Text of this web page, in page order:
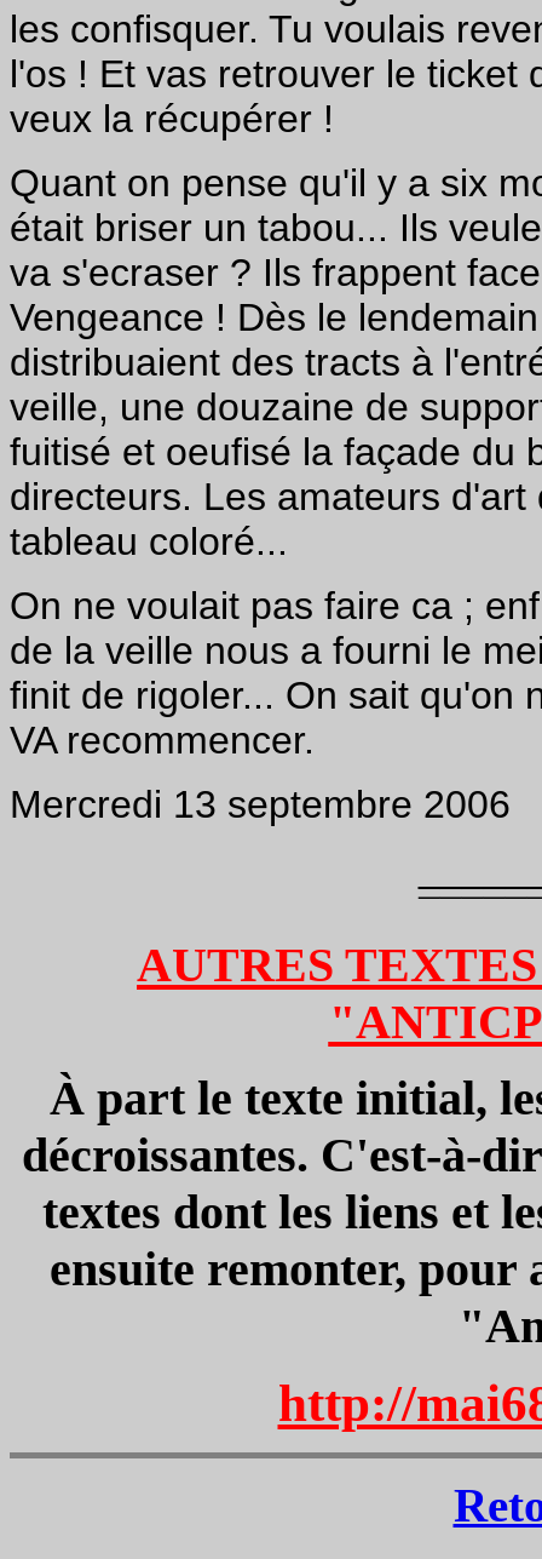
les confisquer. Tu voulais
l'os ! Et vas retrouver le ticket
veux la récupérer !
Quant on pense qu'il y a six
était briser un tabou... Ils
va s'ecraser ? Ils frappent
Vengeance ! Dès le
distribuaient des tracts à
veille, une douzaine de
fuitisé et oeufisé la façade du
directeurs. Les amateurs
tableau coloré...
On ne voulait pas faire ca ;
de la veille nous a fourni le
finit de rigoler... On sait qu'on
VA recommencer.
Mercredi 13 septembre 2006
AUTRES
À part le texte initial,
décroissantes. C'est-à-
textes dont les liens et
ensuite remonter,
http://